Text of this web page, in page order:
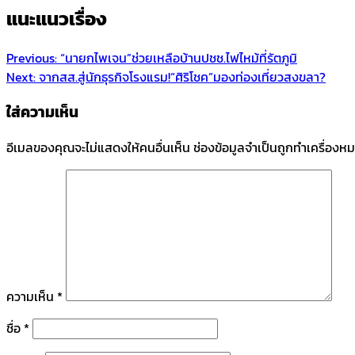
แนะแนวเรื่อง
Previous:“นายกไพเจน”ช่วยเหลือบ้านปชช.ไฟไหม้ที่รัตภูมิ
Next:จากสส.สู่นักธุรกิจโรงแรม!“ศิริโชค”มองท่องเที่ยวสงขลา?
ใส่ความเห็น
อีเมลของคุณจะไม่แสดงให้คนอื่นเห็น ช่องข้อมูลจำเป็นถูกทำเครื่องห
ความเห็น *
ชื่อ *